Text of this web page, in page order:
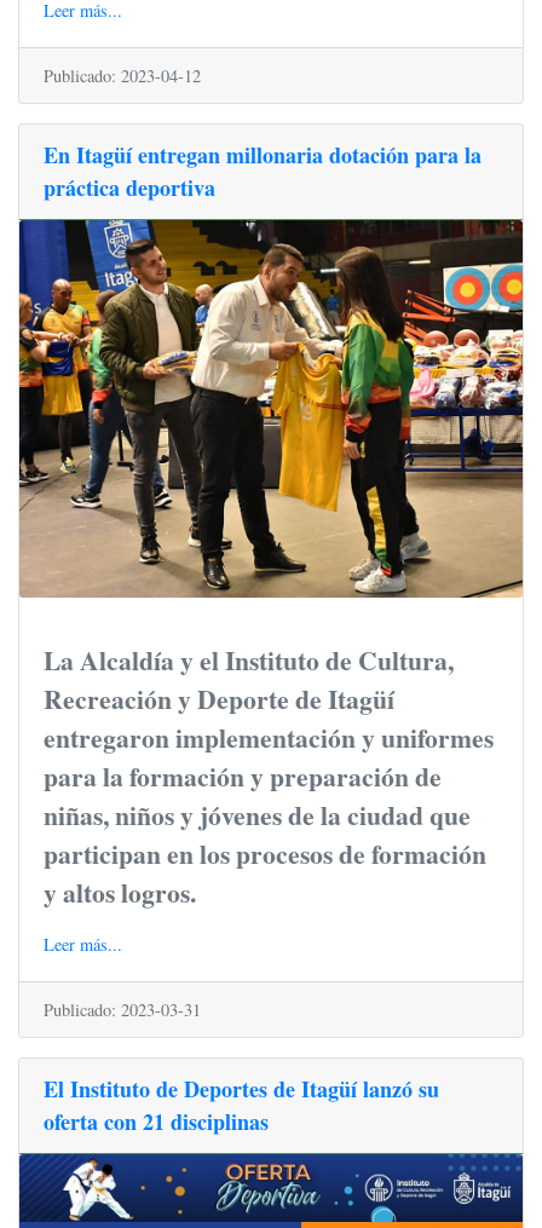
Leer más...
Publicado: 2023-04-12
En Itagüí entregan millonaria dotación para la
práctica deportiva
La Alcaldía y el Instituto de Cultura,
Recreación y Deporte de Itagüí
entregaron implementación y uniformes
para la formación y preparación de
niñas, niños y jóvenes de la ciudad que
participan en los procesos de formación
y altos logros.
Leer más...
Publicado: 2023-03-31
El Instituto de Deportes de Itagüí lanzó su
oferta con 21 disciplinas